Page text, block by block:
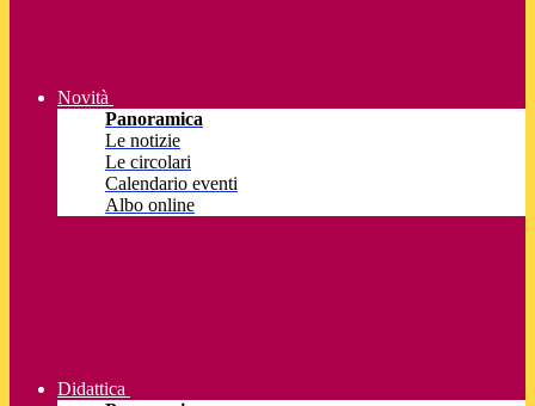
Novità
Panoramica
Le notizie
Le circolari
Calendario eventi
Albo online
Didattica